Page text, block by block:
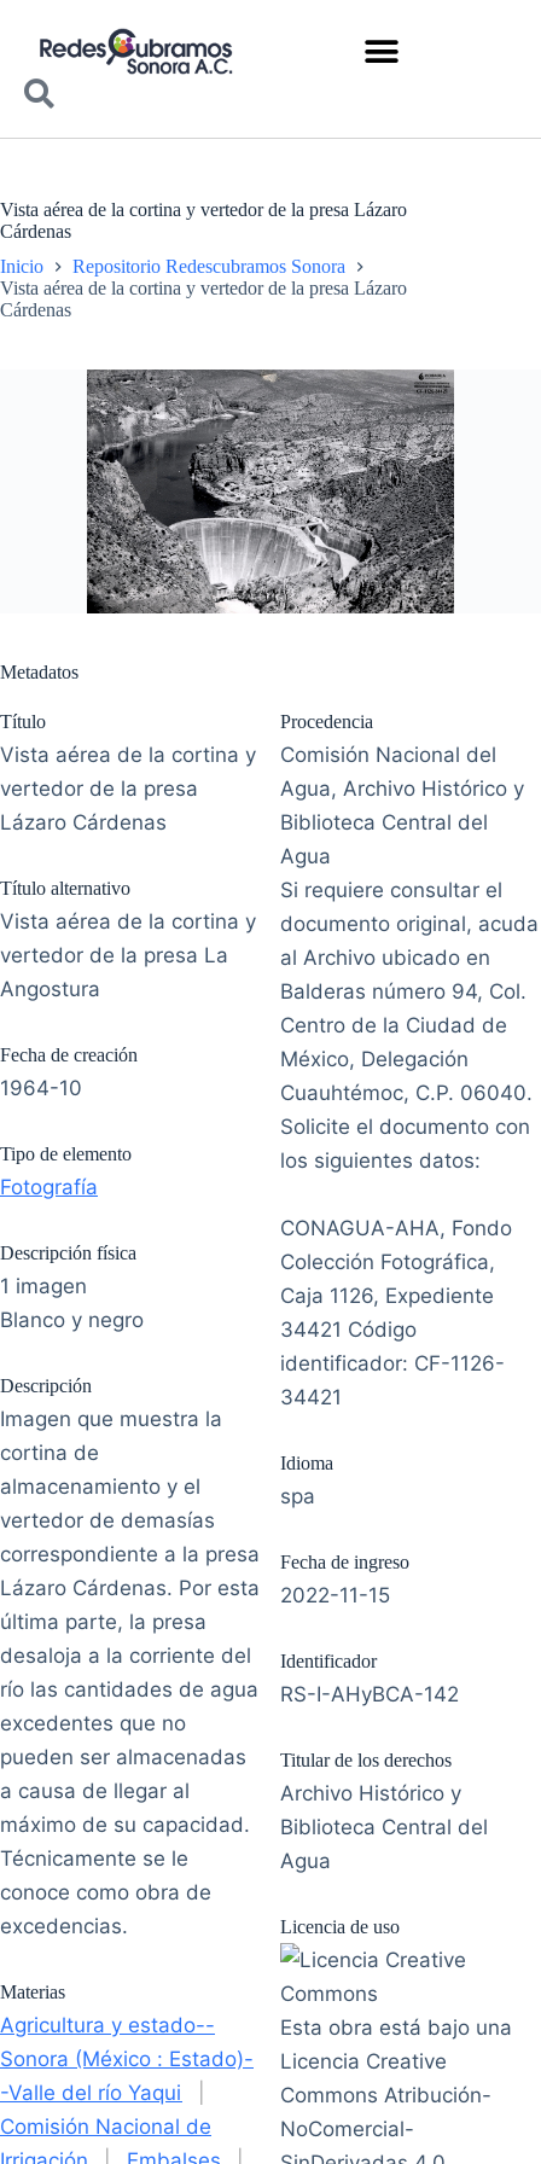
Vista aérea de la cortina y vertedor de la presa Lázaro
Cárdenas
Inicio
Repositorio Redescubramos Sonora
Vista aérea de la cortina y vertedor de la presa Lázaro
Cárdenas
Metadatos
Título
Vista aérea de la cortina y
vertedor de la presa
Lázaro Cárdenas
Título alternativo
Vista aérea de la cortina y
vertedor de la presa La
Angostura
Fecha de creación
1964-10
Tipo de elemento
Fotografía
Descripción física
1 imagen
Blanco y negro
Descripción
Imagen que muestra la
cortina de
almacenamiento y el
vertedor de demasías
correspondiente a la presa
Lázaro Cárdenas. Por esta
última parte, la presa
desaloja a la corriente del
río las cantidades de agua
excedentes que no
pueden ser almacenadas
a causa de llegar al
máximo de su capacidad.
Técnicamente se le
conoce como obra de
excedencias.
Materias
Agricultura y estado--
Sonora (México : Estado)-
-Valle del río Yaqui
Comisión Nacional de
Procedencia
Comisión Nacional del
Agua, Archivo Histórico y
Biblioteca Central del
Agua
Si requiere consultar el
documento original, acuda
al Archivo ubicado en
Balderas número 94, Col.
Centro de la Ciudad de
México, Delegación
Cuauhtémoc, C.P. 06040.
Solicite el documento con
los siguientes datos:
CONAGUA-AHA, Fondo
Colección Fotográfica,
Caja 1126, Expediente
34421 Código
identificador: CF-1126-
34421
Idioma
spa
Fecha de ingreso
2022-11-15
Identificador
RS-I-AHyBCA-142
Titular de los derechos
Archivo Histórico y
Biblioteca Central del
Agua
Licencia de uso
Esta obra está bajo una
Licencia Creative
Commons Atribución-
NoComercial-